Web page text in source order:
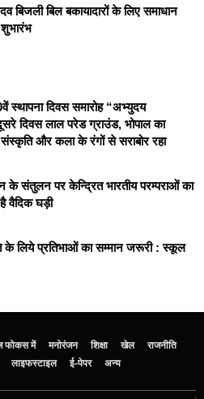
बिजली बिल बकायादारों के लिए समाधान
स्थापना दिवस समारोह “अभ्युदय
दिवस लाल परेड ग्राउंड, भोपाल का
और कला के रंगों से सराबोर रहा
के संतुलन पर केन्द्रित भारतीय परम्पराओं का
है वैदिक घड़ी
के लिये प्रतिभाओं का सम्मान जरूरी : स्कूल
फोकस में मनोरंजन शिक्षा खेल
राजनीति
लाइफस्टाइल ई-पेपर अन्य